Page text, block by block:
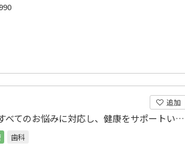
追加
皆さまのお口に関するすべてのお悩みに対応し、健康をサポートいたします。
歯科